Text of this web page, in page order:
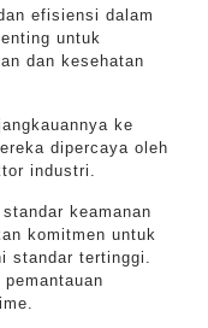
efisiensi dalam
untuk
dan kesehatan
ke
dipercaya oleh
industri.
keamanan
komitmen untuk
standar tertinggi.